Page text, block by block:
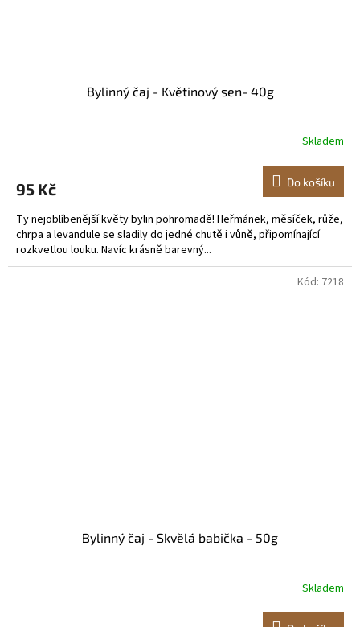
Bylinný čaj - Květinový sen- 40g
Skladem
95 Kč Do košíku
Ty nejoblíbenější květy bylin pohromadě! Heřmánek, měsíček, růže,
chrpa a levandule se sladily do jedné chutě i vůně, připomínající
rozkvetlou louku. Navíc krásně barevný...
Bylinný čaj - Skvělá babička - 50g
Skladem
Kód: 7218